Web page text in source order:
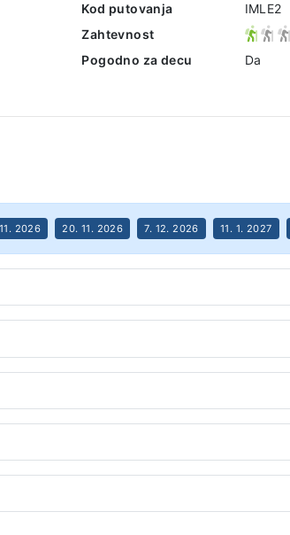
Kod putovanja
IMLE2
Zahtevnost
Pogodno za decu
Da
2026 20. 11. 2026 7. 12. 2026 11. 1. 2027